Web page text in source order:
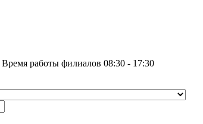
Время работы филиалов 08:30 - 17:30